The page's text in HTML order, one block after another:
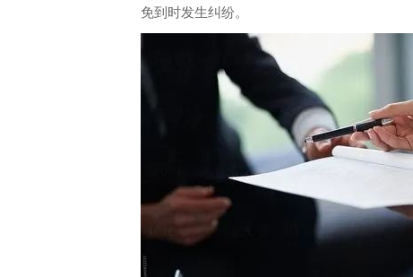
免到时发生纠纷。